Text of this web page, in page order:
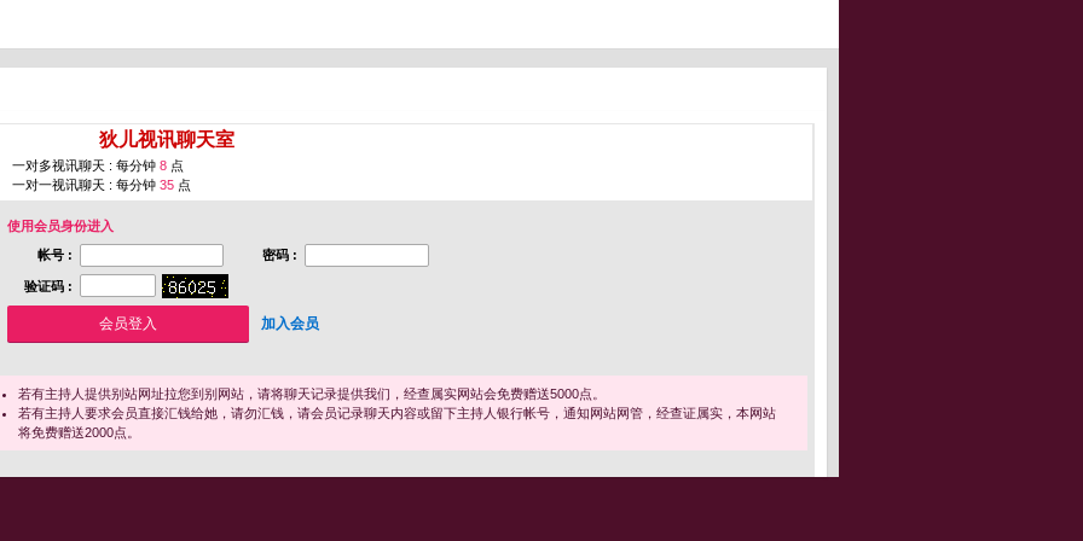
狄儿视讯聊天室
一对多视讯聊天 : 每分钟 8 点
一对一视讯聊天 : 每分钟 35 点
使用会员身份进入
帐号 :
密码 :
验证码 :
加入会员
若有主持人提供别站网址拉您到别网站，请将聊天记录提供我们，经查属实网站会免费赠送5000点。
若有主持人要求会员直接汇钱给她，请勿汇钱，请会员记录聊天内容或留下主持人银行帐号，通知网站网管，经查证属实，本网站
将免费赠送2000点。